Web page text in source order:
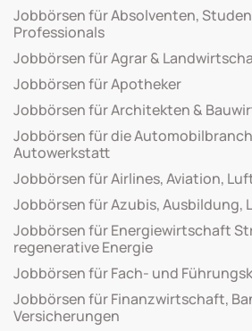
Jobbörsen für Absolventen,
Professionals
Jobbörsen für Agrar &
Jobbörsen für Apotheker
Jobbörsen für Architekten &
Jobbörsen für die
Autowerkstatt
Jobbörsen für Airlines, Aviation,
Jobbörsen für Azubis, Ausbildung,
Jobbörsen für Energiewirtschaft
regenerative Energie
Jobbörsen für Fach- und
Jobbörsen für Finanzwirtschaft,
Versicherungen